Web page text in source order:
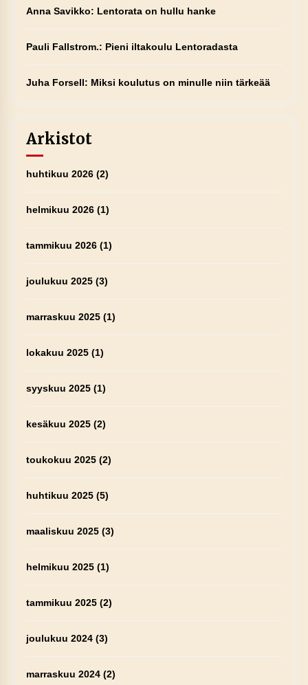
Anna Savikko: Lentorata on hullu hanke
Pauli Fallstrom.: Pieni iltakoulu Lentoradasta
Juha Forsell: Miksi koulutus on minulle niin tärkeää
Arkistot
huhtikuu 2026(2)
helmikuu 2026(1)
tammikuu 2026(1)
joulukuu 2025(3)
marraskuu 2025(1)
lokakuu 2025(1)
syyskuu 2025(1)
kesäkuu 2025(2)
toukokuu 2025(2)
huhtikuu 2025(5)
maaliskuu 2025(3)
helmikuu 2025(1)
tammikuu 2025(2)
joulukuu 2024(3)
marraskuu 2024(2)